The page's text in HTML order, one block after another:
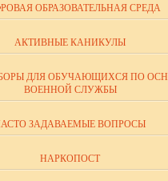
ОБРАЗОВАТЕЛЬНАЯ СРЕДА
АКТИВНЫЕ КАНИКУЛЫ
ДЛЯ ОБУЧАЮЩИХСЯ ПО
ВОЕННОЙ СЛУЖБЫ
ЗАДАВАЕМЫЕ ВОПРОСЫ
НАРКОПОСТ